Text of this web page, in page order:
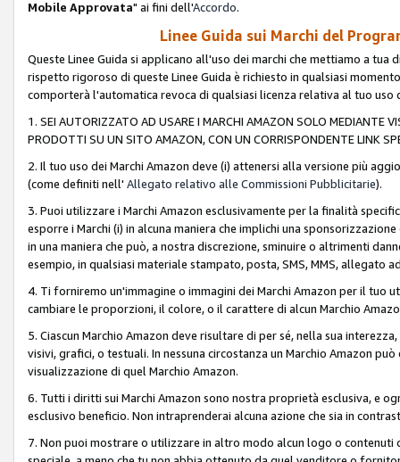
Mobile Approvata" ai fini dell'Accordo.
Linee Guida sui Marchi del
Queste Linee Guida si applicano all'uso dei marchi che mettiamo a
rispetto rigoroso di queste Linee Guida è richiesto in qualsiasi
comporterà l'automatica revoca di qualsiasi licenza relativa al tuo uso
1. SEI AUTORIZZATO AD USARE I MARCHI AMAZON SOLO MEDIANTE
PRODOTTI SU UN SITO AMAZON, CON UN CORRISPONDENTE LINK
2. Il tuo uso dei Marchi Amazon deve (i) attenersi alla versione più
(come definiti nell' Allegato relativo alle Commissioni Pubblicitarie).
3. Puoi utilizzare i Marchi Amazon esclusivamente per la finalità
esporre i Marchi (i) in alcuna maniera che implichi una
in una maniera che può, a nostra discrezione, sminuire o altrimenti
esempio, in qualsiasi materiale stampato, posta, SMS, MMS,
4. Ti forniremo un'immagine o immagini dei Marchi Amazon per il tuo
cambiare le proporzioni, il colore, o il carattere di alcun Marchio
5. Ciascun Marchio Amazon deve risultare di per sé, nella sua
visivi, grafici, o testuali. In nessuna circostanza un Marchio Amazon
visualizzazione di quel Marchio Amazon.
6. Tutti i diritti sui Marchi Amazon sono nostra proprietà esclusiva, e
esclusivo beneficio. Non intraprenderai alcuna azione che sia in
7. Non puoi mostrare o utilizzare in altro modo alcun logo o